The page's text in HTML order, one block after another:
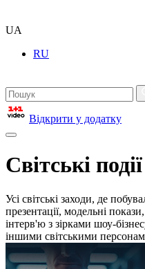
UA
RU
Відкрити у додатку
Світські події
Усі світські заходи, де
презентації, модельні
інтерв'ю з зірками шоу-
іншими світськими